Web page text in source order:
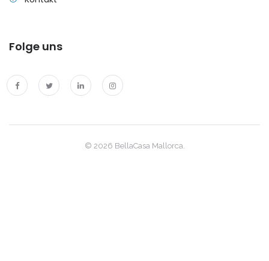
|-Ses Covetes
|-Ses Salines
Folge uns
© 2026 BellaCasa Mallorca.